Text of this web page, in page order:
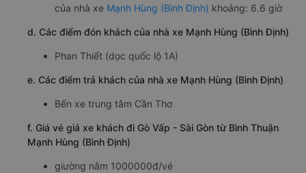
của nhà xe Mạnh Hùng (Bình Định) khoảng: 6.6 giờ
d. Các điểm đón khách của nhà xe Mạnh Hùng (Bình Định)
Phan Thiết (dọc quốc lộ 1A)
e. Các điểm trả khách của nhà xe Mạnh Hùng (Bình Định)
Bến xe trung tâm Cần Thơ
f. Giá vé giá xe khách đi Gò Vấp - Sài Gòn từ Bình Thuận
Mạnh Hùng (Bình Định)
giường nằm 1000000đ/vé